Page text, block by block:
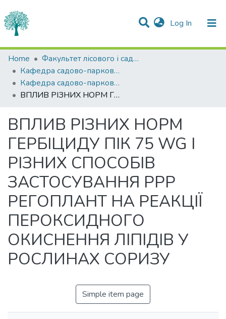
Log In (current)
Statistics
Communities & Collections
All of DSpace
Home
Факультет лісового і садово-паркового господарства
Кафедра садово-паркового господарства
Кафедра садово-паркового господарства
ВПЛИВ РІЗНИХ НОРМ ГЕРБІЦИДУ ПІК 75 WG І РІЗНИХ СПОСОБІВ ЗАСТОСУВАННЯ РРР РЕГОПЛАНТ НА РЕАКЦІЇ ПЕРОКСИДНОГО ОКИСНЕННЯ ЛІПІДІВ У РОСЛИНАХ СОРИЗУ
ВПЛИВ РІЗНИХ НОРМ
ГЕРБІЦИДУ ПІК 75 WG І
РІЗНИХ СПОСОБІВ
ЗАСТОСУВАННЯ РРР
РЕГОПЛАНТ НА РЕАКЦІЇ
ПЕРОКСИДНОГО
ОКИСНЕННЯ ЛІПІДІВ У
РОСЛИНАХ СОРИЗУ
Simple item page